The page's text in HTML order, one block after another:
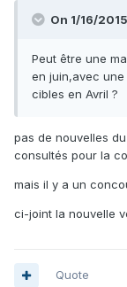
On 1/16/
Peut être une
en juin,avec
cibles en Avril ?
pas de nouvelles
consultés pour la
mais il y a un
ci-joint la nouvelle
Quote